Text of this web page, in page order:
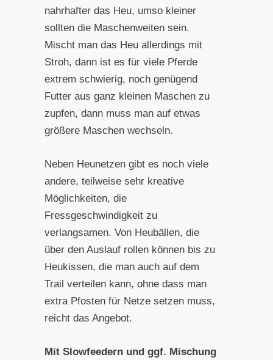
nahrhafter das Heu, umso kleiner
sollten die Maschenweiten sein.
Mischt man das Heu allerdings mit
Stroh, dann ist es für viele Pferde
extrem schwierig, noch genügend
Futter aus ganz kleinen Maschen zu
zupfen, dann muss man auf etwas
größere Maschen wechseln.
Neben Heunetzen gibt es noch viele
andere, teilweise sehr kreative
Möglichkeiten, die
Fressgeschwindigkeit zu
verlangsamen. Von Heubällen, die
über den Auslauf rollen können bis zu
Heukissen, die man auch auf dem
Trail verteilen kann, ohne dass man
extra Pfosten für Netze setzen muss,
reicht das Angebot.
Mit Slowfeedern und ggf. Mischung